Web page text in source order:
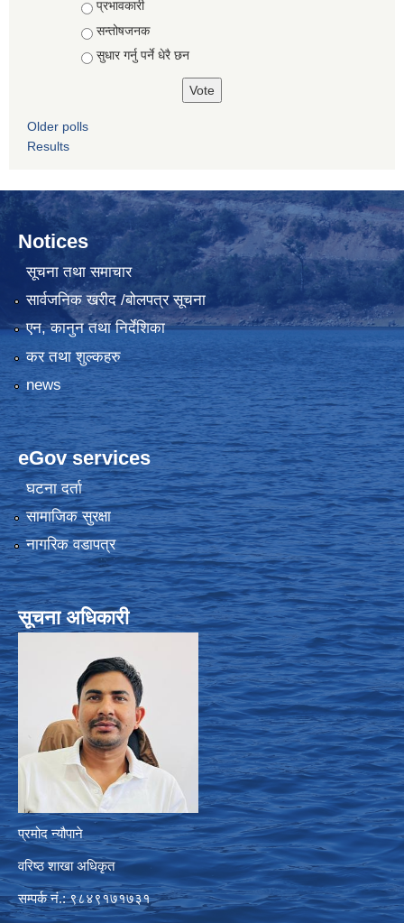
Choices
प्रभावकारी
सन्तोषजनक
सुधार गर्नु पर्ने धेरै छन
Older polls
Results
Notices
सूचना तथा समाचार
सार्वजनिक खरीद /बोलपत्र सूचना
एन, कानुन तथा निर्देशिका
कर तथा शुल्कहरु
news
eGov services
घटना दर्ता
सामाजिक सुरक्षा
नागरिक वडापत्र
सूचना अधिकारी
प्रमोद न्यौपाने
वरिष्ठ शाखा अधिकृत
सम्पर्क नं.: ९८४९१७१७३१